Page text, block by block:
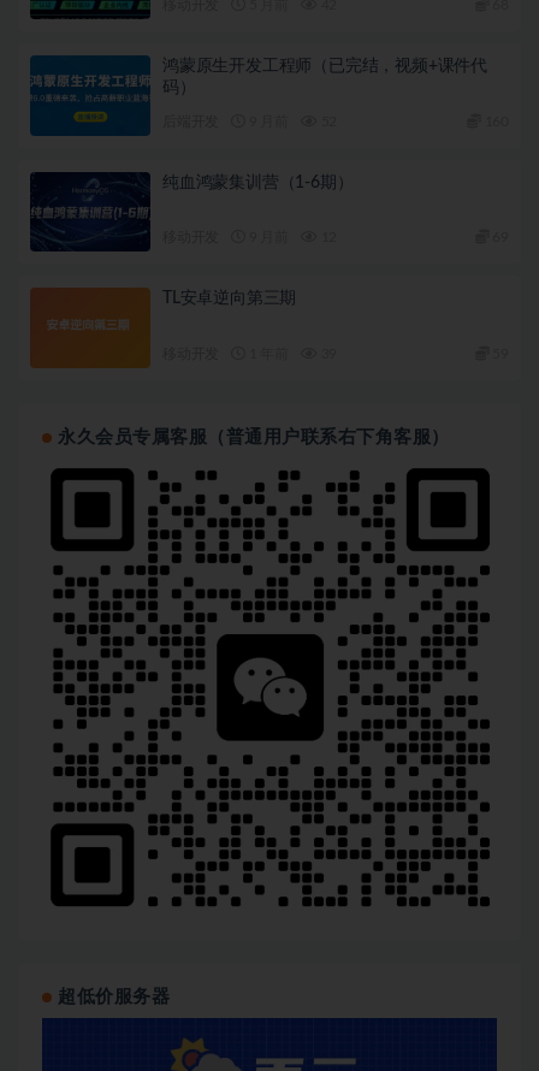
鸿蒙原生开发工程师（已完结，视频+课件代
码）
纯血鸿蒙集训营（1-6期）
TL安卓逆向第三期
永久会员专属客服（普通用户联系右下角客服）
超低价服务器